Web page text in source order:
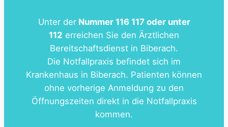
Unter derNummer 116 117 oder unter
112 erreichen Sie den Ärztlichen
Bereitschaftsdienst in Biberach.
Die Notfallpraxis befindet sich im
Krankenhaus in Biberach. Patienten können
ohne vorherige Anmeldung zu den
Öffnungszeiten direkt in die Notfallpraxis
kommen.